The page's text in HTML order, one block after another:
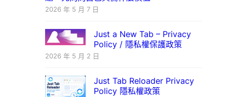
2026 年 5 月 7 日
Just a New Tab – Privacy
Policy / 隱私權保護政策
2026 年 5 月 2 日
Just Tab Reloader Privacy
Policy 隱私權政策